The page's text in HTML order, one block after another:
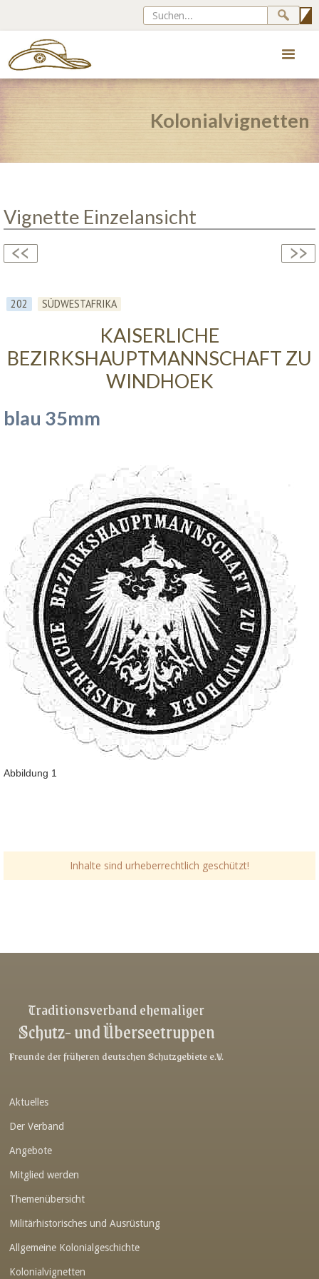
Kolonialvignetten
Vignette Einzelansicht
202 SÜDWESTAFRIKA
KAISERLICHE
BEZIRKSHAUPTMANNSCHAFT ZU
WINDHOEK
blau 35mm
Abbildung 1
Inhalte sind urheberrechtlich geschützt!
Link-v-z
Link-v-z
Link-v-z
Link-v-z
Link-v-z
Link-v-z
Link-v-z
Traditionsverband ehemaliger
Schutz- und Überseetruppen
Freunde der früheren deutschen Schutzgebiete e.V.
Aktuelles
Der Verband
Angebote
Mitglied werden
Themenübersicht
Militärhistorisches und Ausrüstung
Allgemeine Kolonialgeschichte
Kolonialvignetten